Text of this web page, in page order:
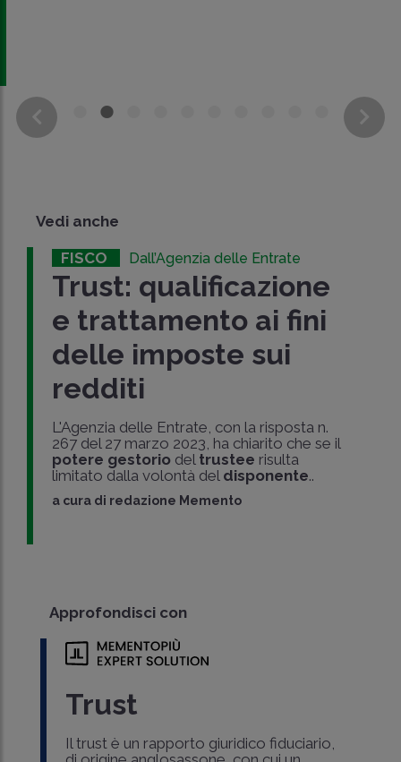
Vedi anche
FISCO Dall’Agenzia delle Entrate
Trust: qualificazione
e trattamento ai fini
delle imposte sui
redditi
L'Agenzia delle Entrate, con la risposta n.
267 del 27 marzo 2023, ha chiarito che se il
potere gestorio del trustee risulta
limitato dalla volontà del disponente..
a cura di redazione Memento
Approfondisci con
Trust
Il trust è un rapporto giuridico fiduciario,